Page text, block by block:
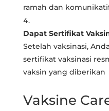
ramah dan
Dapat Sertifikat
Setelah vaksinasi,
sertifikat vaksinasi
vaksin yang diberikan
Vaksine